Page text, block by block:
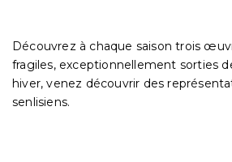
Découvrez à chaque saison trois
fragiles, exceptionnellement sorties
hiver, venez découvrir des
senlisiens.